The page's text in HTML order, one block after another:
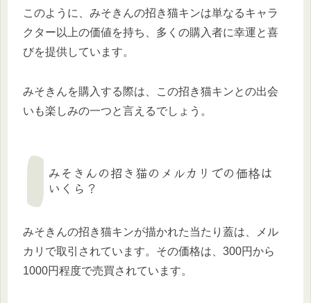
このように、みそきんの招き猫キンは単なるキャラ
クター以上の価値を持ち、多くの購入者に幸運と喜
びを提供しています。
みそきんを購入する際は、この招き猫キンとの出会
いも楽しみの一つと言えるでしょう。
みそきんの招き猫のメルカリでの価格は
いくら？
みそきんの招き猫キンが描かれた当たり蓋は、メル
カリで取引されています。その価格は、300円から
1000円程度で売買されています。